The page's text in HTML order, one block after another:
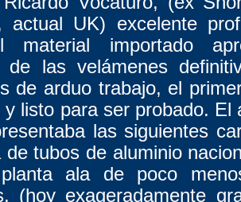
actual UK) excelente
material importado
de las velámenes
de arduo trabajo, el
y listo para ser probado. El
las siguientes
de tubos de aluminio
planta ala de poco
(hoy exageradamente